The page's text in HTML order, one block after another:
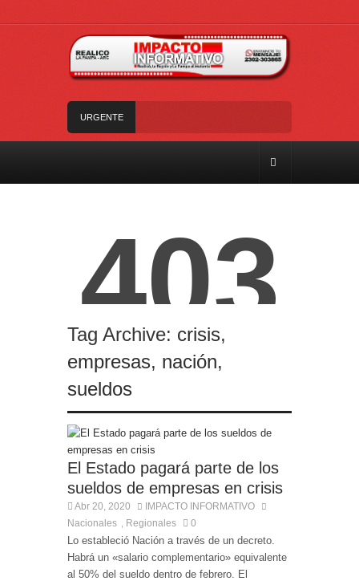
URGENTE
central en contra de la «Ley de Tierras»
River lo descartó y el pibe Jaime brilla en Peñarol
de Montevideo: «¿Nos dieron a Messi?»
Camilota presentó a su nueva novia y contó su
escondernos»
Tag Archive: crisis,
empresas, nación,
sueldos
El Estado pagará parte de los
sueldos de empresas en crisis
Abr 20, 2020
IMPACTO INFORMATIVO
Nacionales
Regionales 0
Lo estableció Nación a través de un decreto.
Habrá un «salario complementario» equivalente
al 50% del sueldo dentro de febrero. El